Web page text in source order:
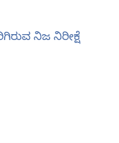
ನಿಜ ನಿರೀಕ್ಷೆ